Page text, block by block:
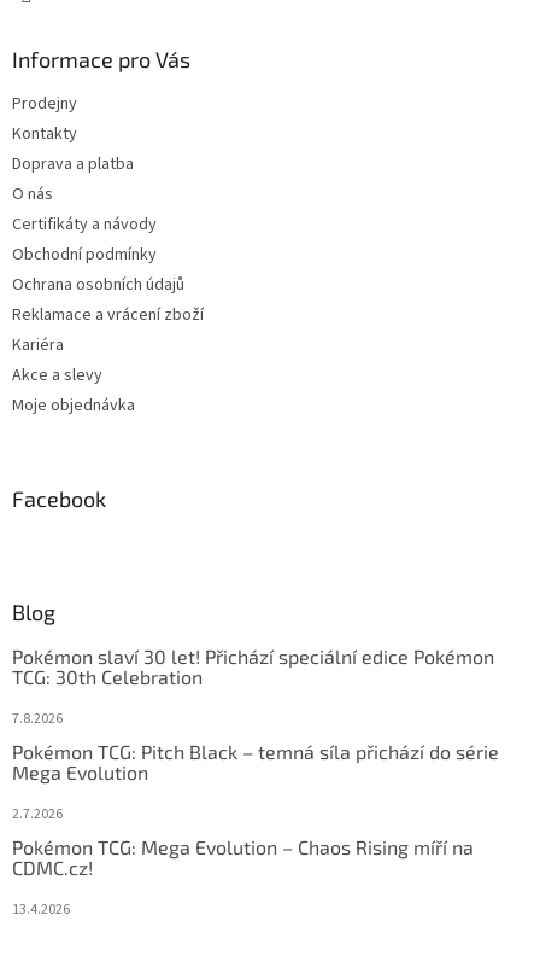
Informace pro Vás
Prodejny
Kontakty
Doprava a platba
O nás
Certifikáty a návody
Obchodní podmínky
Ochrana osobních údajů
Reklamace a vrácení zboží
Kariéra
Akce a slevy
Moje objednávka
Facebook
Blog
Pokémon slaví 30 let! Přichází speciální edice Pokémon
TCG: 30th Celebration
7.8.2026
Pokémon TCG: Pitch Black – temná síla přichází do série
Mega Evolution
2.7.2026
Pokémon TCG: Mega Evolution – Chaos Rising míří na
CDMC.cz!
13.4.2026